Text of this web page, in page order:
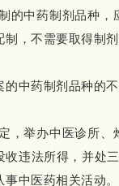
的中药制剂品种
，不需要取得制剂
的中药制剂品种的
，举办中医诊所
收违法所得，并处
中医药相关活动。